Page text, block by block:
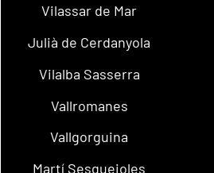
Vilassar de Mar
Julià de Cerdanyola
Vilalba Sasserra
Vallromanes
Vallgorguina
Martí Sesgueioles